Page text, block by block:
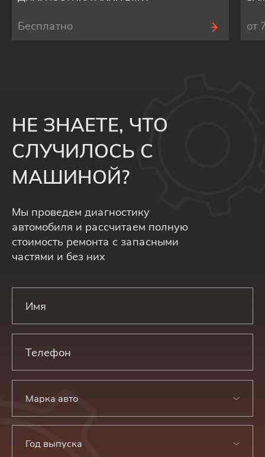
Бесплатно от
НЕ ЗНАЕТЕ, ЧТО
СЛУЧИЛОСЬ С
МАШИНОЙ?
Мы проведем диагностику
автомобиля и рассчитаем полную
стоимость ремонта с запасными
частями и без них
Марка авто
Год выпуска